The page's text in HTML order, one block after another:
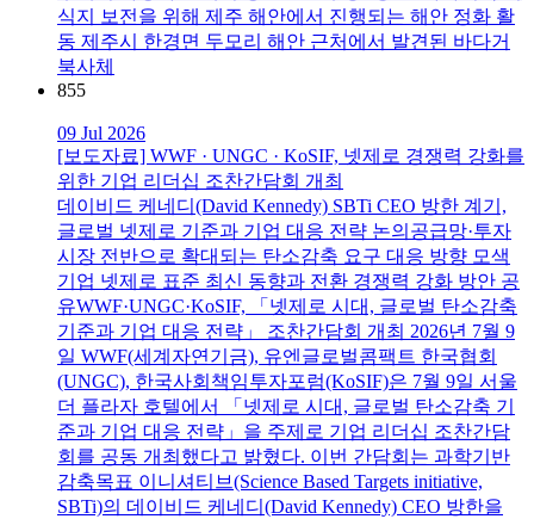
식지 보전을 위해 제주 해안에서 진행되는 해안 정화 활
동 제주시 한경면 두모리 해안 근처에서 발견된 바다거
북사체
855
09 Jul 2026
[보도자료] WWF · UNGC · KoSIF, 넷제로 경쟁력 강화를
위한 기업 리더십 조찬간담회 개최
데이비드 케네디(David Kennedy) SBTi CEO 방한 계기,
글로벌 넷제로 기준과 기업 대응 전략 논의공급망·투자
시장 전반으로 확대되는 탄소감축 요구 대응 방향 모색
기업 넷제로 표준 최신 동향과 전환 경쟁력 강화 방안 공
유WWF·UNGC·KoSIF, 「넷제로 시대, 글로벌 탄소감축
기준과 기업 대응 전략」 조찬간담회 개최 2026년 7월 9
일 WWF(세계자연기금), 유엔글로벌콤팩트 한국협회
(UNGC), 한국사회책임투자포럼(KoSIF)은 7월 9일 서울
더 플라자 호텔에서 「넷제로 시대, 글로벌 탄소감축 기
준과 기업 대응 전략」을 주제로 기업 리더십 조찬간담
회를 공동 개최했다고 밝혔다. 이번 간담회는 과학기반
감축목표 이니셔티브(Science Based Targets initiative,
SBTi)의 데이비드 케네디(David Kennedy) CEO 방한을